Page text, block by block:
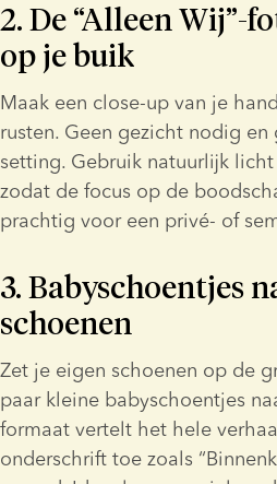
2. De “Alleen Wij”-
op je buik
Maak een close-up van je
rusten. Geen gezicht nodig
setting. Gebruik natuurlijk
zodat de focus op de
prachtig voor een privé- of
3. Babyschoentjes
schoenen
Zet je eigen schoenen op de
paar kleine babyschoentjes
formaat vertelt het hele
onderschrift toe zoals